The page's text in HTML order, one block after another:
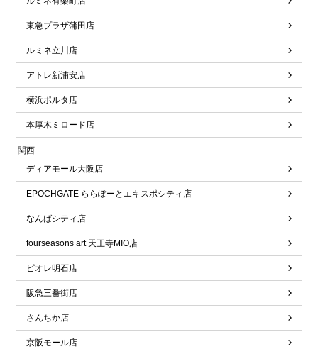
東急プラザ蒲田店
ルミネ立川店
アトレ新浦安店
横浜ポルタ店
本厚木ミロード店
関西
ディアモール大阪店
EPOCHGATE ららぽーとエキスポシティ店
なんばシティ店
fourseasons art 天王寺MIO店
ピオレ明石店
阪急三番街店
さんちか店
京阪モール店